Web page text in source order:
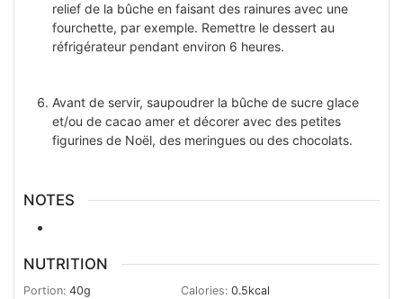
relief de la bûche en faisant des rainures avec une
fourchette, par exemple. Remettre le dessert au
réfrigérateur pendant environ 6 heures.
Avant de servir, saupoudrer la bûche de sucre glace
et/ou de cacao amer et décorer avec des petites
figurines de Noël, des meringues ou des chocolats.
NOTES
NUTRITION
Portion: 40g Calories: 0.5kcal